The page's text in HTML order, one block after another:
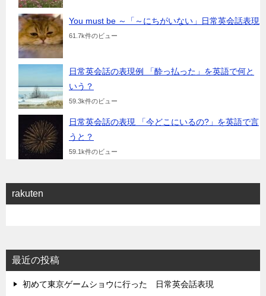
You must be ～「～にちがいない」日常英会話表現
61.7k件のビュー
日常英会話の表現例 「酔っ払った」を英語で何と
いう？
59.3k件のビュー
日常英会話の表現 「今どこにいるの?」を英語で言
うと？
59.1k件のビュー
rakuten
最近の投稿
初めて東京ゲームショウに行った 日常英会話表現